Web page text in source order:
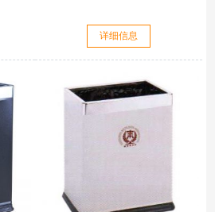
详细信息